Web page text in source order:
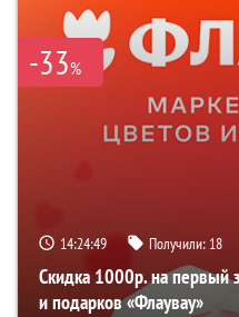
-33%
14:24:49 Получили: 18
Скидка 1000р. на первый
и подарков «Флаувау»